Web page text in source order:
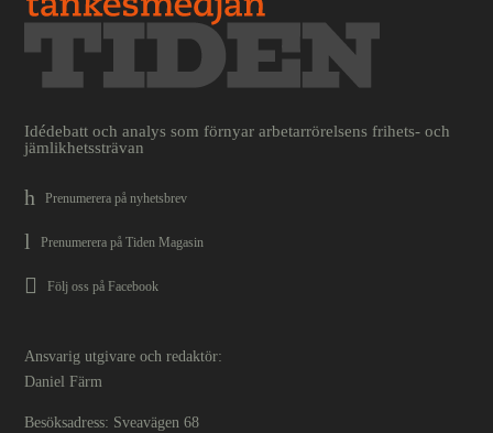
Idédebatt och analys som förnyar arbetarrörelsens frihets- och
jämlikhetssträvan
Prenumerera på nyhetsbrev
Prenumerera på Tiden Magasin
Följ oss på Facebook
Ansvarig utgivare och redaktör:
Daniel Färm
Besöksadress: Sveavägen 68